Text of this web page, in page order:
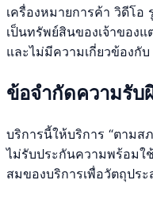
เครื่องหมายการค้า วิดีโ
เป็นทรัพย์สินของเจ้าของแ
และไม่มีความเกี่ยวข้องกั
ข้อจำกัดความรับ
บริการนี้ให้บริการ “ตามส
ไม่รับประกันความพร้อมใ
สมของบริการเพื่อวัตถุประ